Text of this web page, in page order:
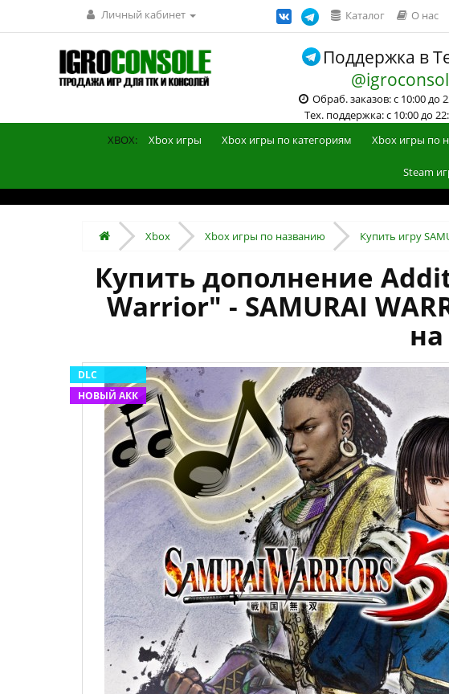
Личный кабинет Каталог О нас
Поддержка в
Обраб. заказов: с 10:00 до
Тех. поддержка: с 10:00 до
XBOX: Xbox игры Xbox игры по категориям Xbox игры по
Steam
Xbox Xbox игры по названию Купить игру
Купить дополнение
Warrior" - SAMURAI
DLC
НОВЫЙ АКК